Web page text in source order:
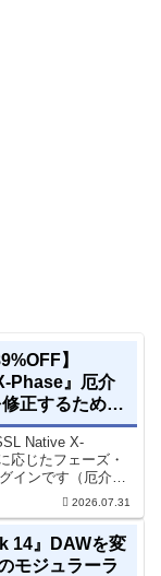
】
Phase』厄介
正するための
Native X-
応じたフェーズ・
インです（厄介な
ための直感的なツ
2026.07.31
14』DAWを変
モジュラーラ